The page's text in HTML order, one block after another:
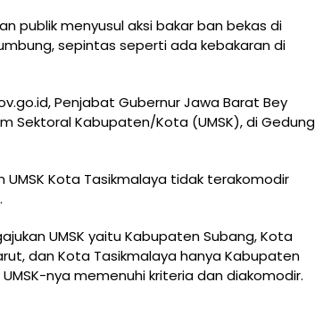
publik menyusul aksi bakar ban bekas di
sepintas seperti ada kebakaran di
Penjabat Gubernur Jawa Barat Bey
Sektoral Kabupaten/Kota (UMSK), di Gedung
Kota Tasikmalaya tidak terakomodir
UMSK yaitu Kabupaten Subang, Kota
dan Kota Tasikmalaya hanya Kabupaten
nya memenuhi kriteria dan diakomodir.